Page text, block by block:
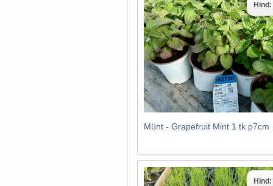
Münt - Grapefruit Mint 1 tk p7cm
Hind:
Hind: